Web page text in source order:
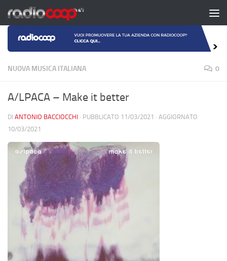
Salta al contenuto
NUOVA MUSICA ITALIANA 0
A/LPACA – Make it better
DI ANTONIO BACCIOCCHI · PUBBLICATO 11/03/2021 · AGGIORNATO
10/03/2021